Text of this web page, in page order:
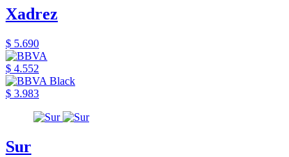
Xadrez
$ 5.690
$ 4.552
$ 3.983
Sur